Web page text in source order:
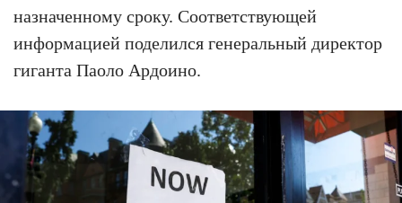
назначенному сроку. Соответствующей
информацией поделился генеральный директор
гиганта Паоло Ардоино.